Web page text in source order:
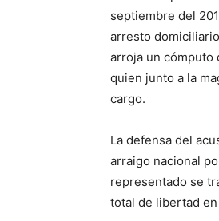
septiembre del
arresto
arroja un cómputo
quien junto a la
cargo.
La defensa del
arraigo nacional
representado se
total de libertad en